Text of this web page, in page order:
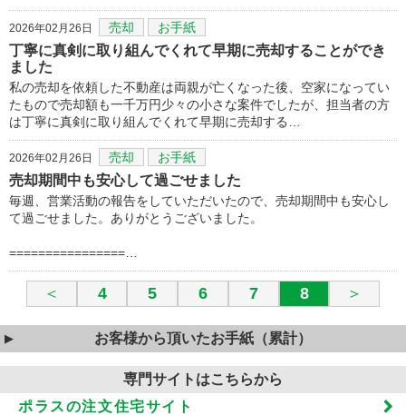
2026年02月26日 売却 お手紙
丁寧に真剣に取り組んでくれて早期に売却することができ
ました
私の売却を依頼した不動産は両親が亡くなった後、空家になってい
たもので売却額も一千万円少々の小さな案件でしたが、担当者の方
は丁寧に真剣に取り組んでくれて早期に売却する…
2026年02月26日 売却 お手紙
売却期間中も安心して過ごせました
毎週、営業活動の報告をしていただいたので、売却期間中も安心し
て過ごせました。ありがとうございました。
================…
＜ 4 5 6 7 8 ＞
お客様から頂いたお手紙（累計）
専門サイトはこちらから
ポラスの注文住宅サイト